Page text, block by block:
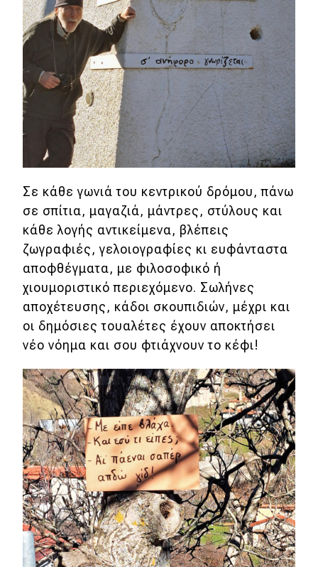
Σε κάθε γωνιά του κεντρικού δρόμου, πάνω
σε σπίτια, μαγαζιά, μάντρες, στύλους και
κάθε λογής αντικείμενα, βλέπεις
ζωγραφιές, γελοιογραφίες κι ευφάνταστα
αποφθέγματα, με φιλοσοφικό ή
χιουμοριστικό περιεχόμενο. Σωλήνες
αποχέτευσης, κάδοι σκουπιδιών, μέχρι και
οι δημόσιες τουαλέτες έχουν αποκτήσει
νέο νόημα και σου φτιάχνουν το κέφι!